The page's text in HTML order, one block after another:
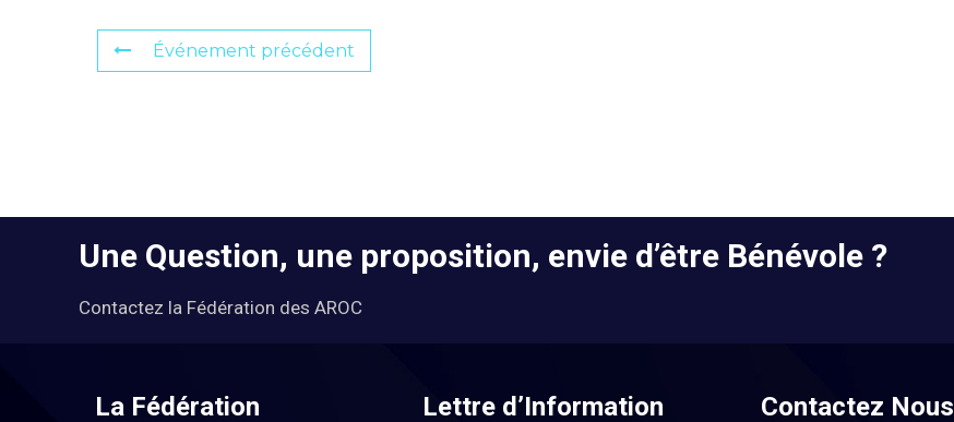
Événement précédent
Une Question, une proposition, envie d’être Bénévole ?
Contactez la Fédération des AROC
La Fédération Lettre d’Information Contactez Nous